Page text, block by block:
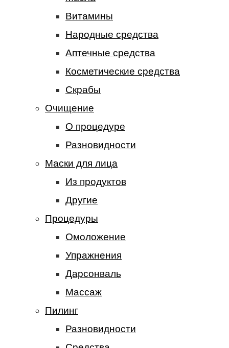
Витамины
Народные средства
Аптечные средства
Косметические средства
Скрабы
Очищение
О процедуре
Разновидности
Маски для лица
Из продуктов
Другие
Процедуры
Омоложение
Упражнения
Дарсонваль
Массаж
Пилинг
Разновидности